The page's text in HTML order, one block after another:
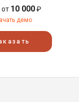
от 10 000₽
демо